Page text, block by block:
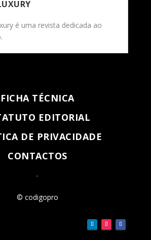
é uma revista dedicada ao
FICHA TÉCNICA
EDITORIAL
DE PRIVACIDADE
CONTACTOS
.
© codigopro